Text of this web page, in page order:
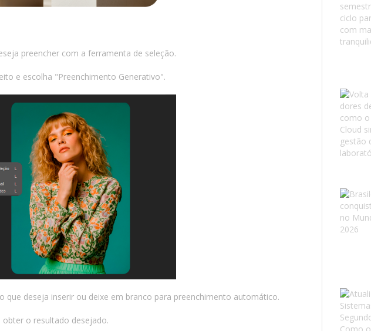
preencher com a ferramenta de seleção.
e escolha "Preenchimento Generativo".
que deseja inserir ou deixe em branco para preenchimento automático.
o resultado desejado.